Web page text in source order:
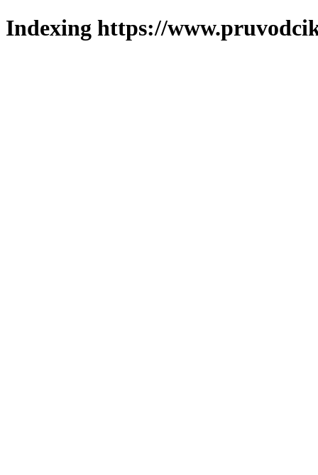
Indexing https://